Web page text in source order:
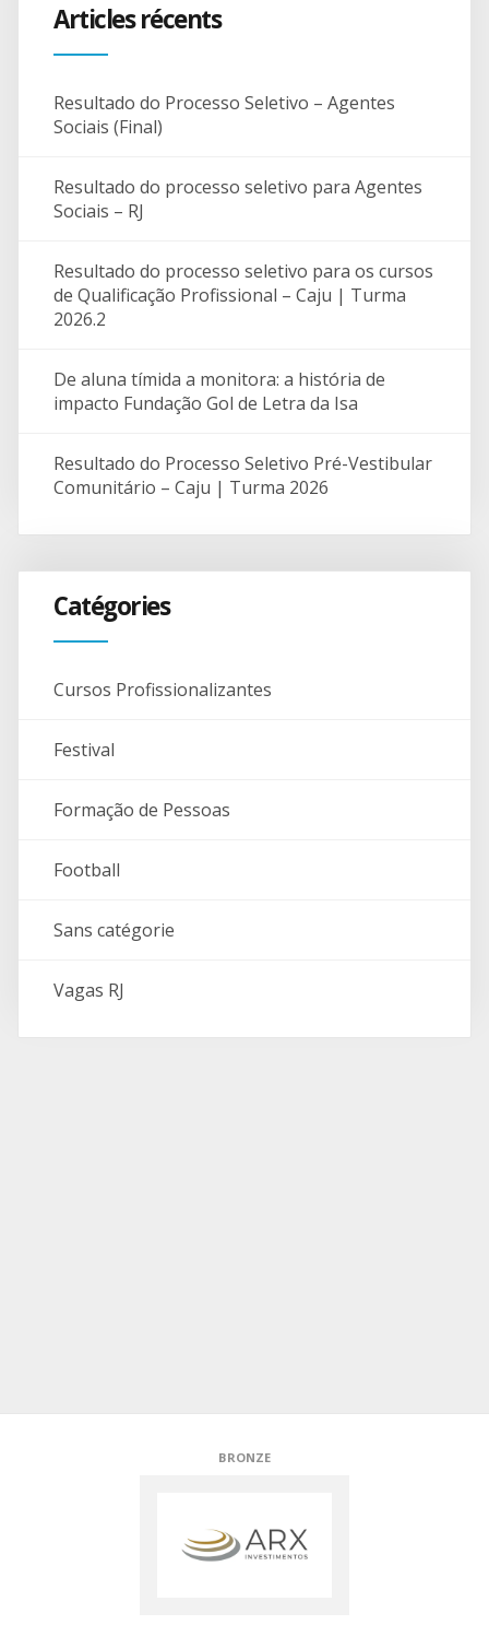
Articles récents
Resultado do Processo Seletivo – Agentes
Sociais (Final)
Resultado do processo seletivo para Agentes
Sociais – RJ
Resultado do processo seletivo para os cursos
de Qualificação Profissional – Caju | Turma
2026.2
De aluna tímida a monitora: a história de
impacto Fundação Gol de Letra da Isa
Resultado do Processo Seletivo Pré-Vestibular
Comunitário – Caju | Turma 2026
Catégories
Cursos Profissionalizantes
Festival
Formação de Pessoas
Football
Sans catégorie
Vagas RJ
BRONZE